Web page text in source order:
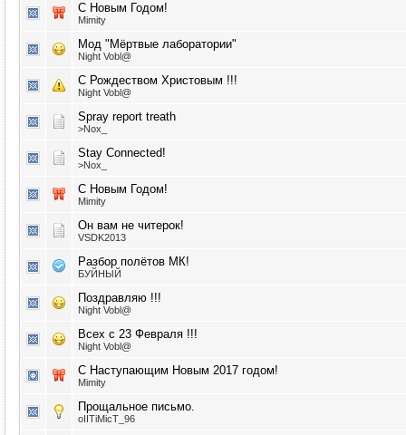
С Новым Годом!
Mimity
Мод "Мёртвые лаборатории"
Night Vobl@
С Рождеством Христовым !!!
Night Vobl@
Spray report treath
>Nox_
Stay Connected!
>Nox_
С Новым Годом!
Mimity
Он вам не читерок!
VSDK2013
Разбор полётов МК!
БУЙНЫЙ
Поздравляю !!!
Night Vobl@
Всех с 23 Февраля !!!
Night Vobl@
С Наступающим Новым 2017 годом!
Mimity
Прощальное письмо.
oIITiMicT_96